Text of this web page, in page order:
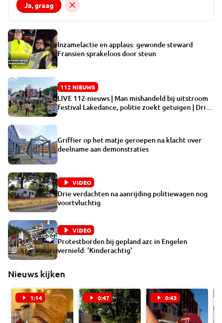
Ja, graag
Inzamelactie en applaus: gewonde steward
Fransien sprakeloos door steun
112 NIEUWS
LIVE 112-nieuws | Man mishandeld bij uitstroom
festival Lakedance, politie zoekt getuigen | Drie
Griffier op het matje geroepen na klacht over
deelname aan demonstraties
VIDEO
Drie verdachten na aanrijding politiewagen nog
voortvluchtig
VIDEO
Protestborden bij gepland azc in Engelen
vernield: 'Kinderachtig'
Nieuws kijken
1:14 0:47 0:43